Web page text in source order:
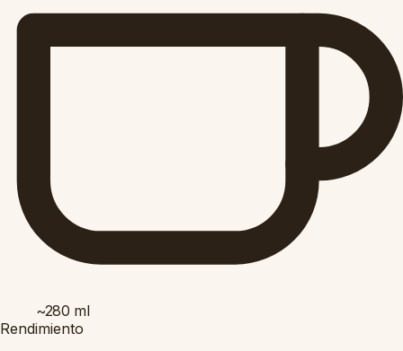
~280 ml
Rendimiento